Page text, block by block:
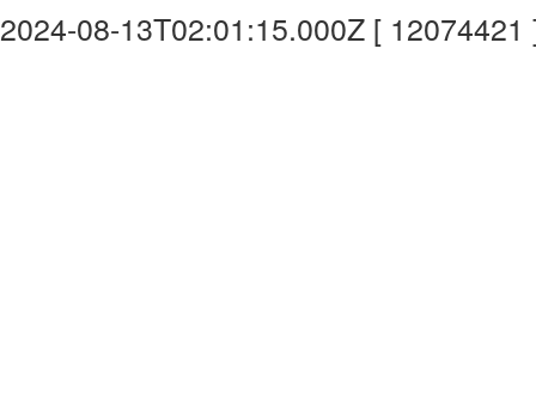
2024-08-13T02:01:15.000Z [ 12074421